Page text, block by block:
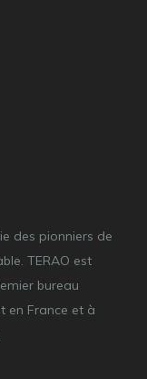
des pionniers de
TERAO est
bureau
en France et à